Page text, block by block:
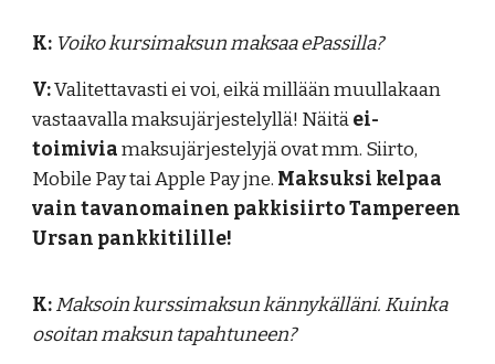
K: Voiko kursimaksun maksaa ePassilla?
V:Valitettavasti ei voi, eikä millään muullakaan
vastaavalla maksujärjestelyllä! Näitäei-
toimiviamaksujärjestelyjä ovat mm. Siirto,
Mobile Pay tai Apple Pay jne. Maksuksi kelpaa
vain tavanomainen pakkisiirto Tampereen
Ursan pankkitilille!
K:Maksoin kurssimaksun kännykälläni. Kuinka
osoitan maksun tapahtuneen?